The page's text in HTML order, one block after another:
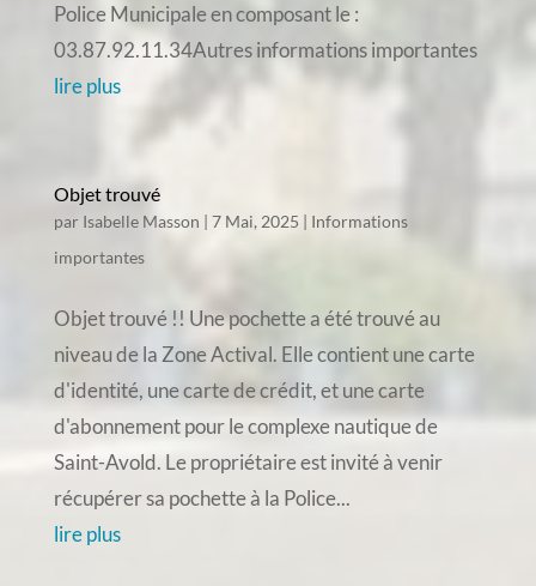
Police Municipale en composant le :
03.87.92.11.34Autres informations importantes
lire plus
Objet trouvé
par Isabelle Masson | 7 Mai, 2025 | Informations
importantes
Objet trouvé !! Une pochette a été trouvé au
niveau de la Zone Actival. Elle contient une carte
d'identité, une carte de crédit, et une carte
d'abonnement pour le complexe nautique de
Saint-Avold. Le propriétaire est invité à venir
récupérer sa pochette à la Police...
lire plus